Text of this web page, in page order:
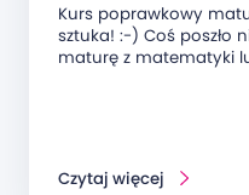
Kurs poprawkowy
sztuka! :-) Coś poszło
maturę z matematyki
Czytaj więcej